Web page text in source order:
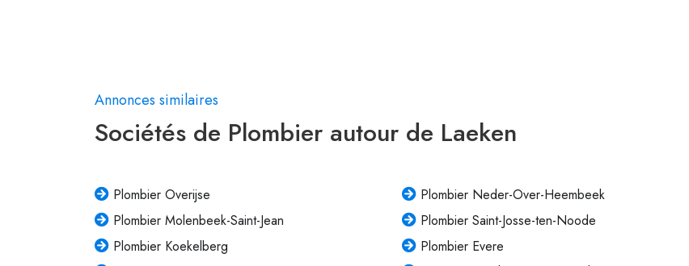
Annonces similaires
Sociétés de Plombier autour de Laeken
Plombier Overijse
Plombier Molenbeek-Saint-Jean
Plombier Koekelberg
Plombier Neder-Over-Heembeek
Plombier Saint-Josse-ten-Noode
Plombier Evere